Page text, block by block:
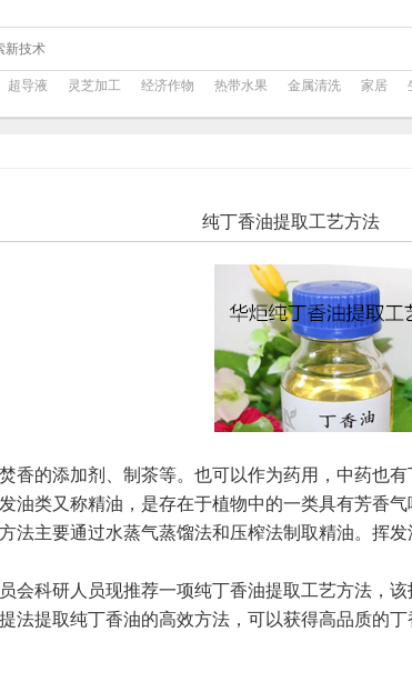
超导液 灵芝加工 经济作物 热带水果 金属清洗 家居
纯丁香油提取工艺方法
香的添加剂、制茶等。也可以作为药用，中药也
油类又称精油，是存在于植物中的一类具有芳香
法主要通过水蒸气蒸馏法和压榨法制取精油。挥
会科研人员现推荐一项纯丁香油提取工艺方法，
法提取纯丁香油的高效方法，可以获得高品质的